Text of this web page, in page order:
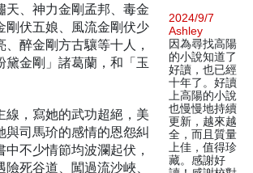
天、神力金剛孟邦、毒金
剛伏五娘、風流金剛伏少
醉金剛方古驤等十人，
黛金剛」諸葛蘭，和「玉
線，寫她的武功超絕，美
與司馬玠的感情的恩怨糾
不少情節均波瀾起伏，
死谷道、闖過流沙峽、
2024/9/7
Ashley
因為尋找高陽
的小說知道了
好讀，也已經
十年了。好讀
上高陽的小說
也慢慢地持續
更新，越來越
全，而且質量
上佳，值得珍
藏。感謝好